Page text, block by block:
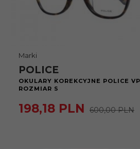
Marki
POLICE
OKULARY KOREKCYJNE POLICE
ROZMIAR S
198,18 PLN 600,00 PLN